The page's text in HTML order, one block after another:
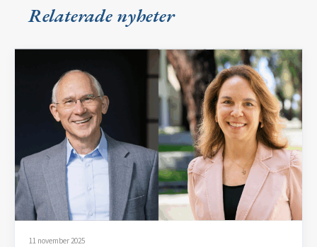
Relaterade nyheter
11 november 2025